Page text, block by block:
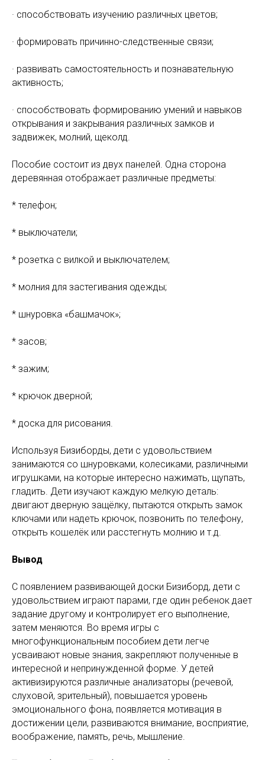
· способствовать изучению различных цветов;
· формировать причинно-следственные связи;
· развивать самостоятельность и познавательную
активность;
· способствовать формированию умений и навыков
открывания и закрывания различных замков и
задвижек, молний, щеколд.
Пособие состоит из двух панелей. Одна сторона
деревянная отображает различные предметы:
* телефон;
* выключатели;
* розетка с вилкой и выключателем;
* молния для застегивания одежды;
* шнуровка «башмачок»;
* засов;
* зажим;
* крючок дверной;
* доска для рисования.
Используя Бизиборды, дети с удовольствием
занимаются со шнуровками, колесиками, различными
игрушками, на которые интересно нажимать, щупать,
гладить. Дети изучают каждую мелкую деталь:
двигают дверную защёлку, пытаются открыть замок
ключами или надеть крючок, позвонить по телефону,
открыть кошелёк или расстегнуть молнию и т.д.
Вывод
С появлением развивающей доски Бизиборд, дети с
удовольствием играют парами, где один ребенок дает
задание другому и контролирует его выполнение,
затем меняются. Во время игры с
многофункциональным пособием дети легче
усваивают новые знания, закрепляют полученные в
интересной и непринужденной форме. У детей
активизируются различные анализаторы (речевой,
слуховой, зрительный), повышается уровень
эмоционального фона, появляется мотивация в
достижении цели, развиваются внимание, восприятие,
воображение, память, речь, мышление.